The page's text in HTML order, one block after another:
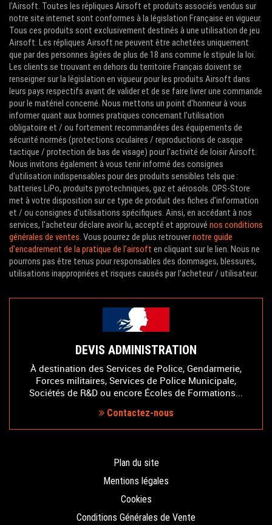
l'Airsoft. Toutes les répliques Airsoft et produits associés vendus sur
notre site internet sont conformes à la législation Française en vigueur.
Tous ces produits sont exclusivement destinés à une utilisation de jeu
Airsoft. Les répliques Airsoft ne peuvent être achetées uniquement
que par des personnes âgées de plus de 18 ans comme le stipule la loi.
Les clients se trouvant en dehors du territoire Français doivent se
renseigner sur la législation en vigueur pour les produits Airsoft dans
leurs pays respectifs avant de valider et de se faire livrer une commande
pour le matériel concerné. Nous mettons un point d'honneur à vous
informer quant aux bonnes pratiques concernant l'utilisation
obligatoire et / ou fortement recommandées des équipements de
sécurité normés (protections oculaires / reproductions de casque
tactique / protection de bas de visage) pour l'activité de loisir Airsoft.
Nous invitons également à vous tenir informé des consignes
d'utilisation indispensables pour des produits sensibles tels que :
batteries LiPo, produits pyrotechniques, gaz et aérosols. OPS-Store
met à votre disposition sur ce type de produit des fiches d'information
et / ou consignes d'utilisations spécifiques. Ainsi, en accédant à nos
services, l'acheteur déclare avoir lu, accepté et approuvé nos conditions
générales de ventes. Vous pourrez de plus retrouvernotre guide
d'encadrement de la pratique de l'airsoft en cliquant sur le lien. Nous ne
pourrons pas être tenus pour responsables des dommages, blessures,
utilisations inappropriées et risques causés par l'acheteur / utilisateur.
DEVIS ADMINISTRATION
À destination des Services de Police, Gendarmerie,
Forces militaires, Services de Police Municipale,
Sociétés de R&D ou encore Écoles de Formations...
Contactez-nous
Plan du site
Mentions légales
Cookies
Conditions Générales de Vente